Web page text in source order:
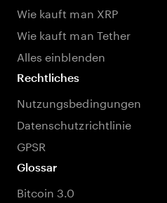
Wie kauft man XRP
Wie kauft man Tether
Alles einblenden
Rechtliches
Nutzungsbedingungen
Datenschutzrichtlinie
GPSR
Glossar
Bitcoin 3.0